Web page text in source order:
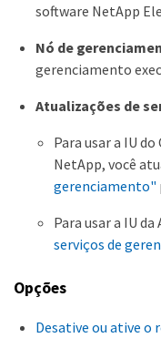
software NetApp
Nó de
gerenciamento
Atualizações de
Para usar a IU
NetApp, você
gerenciamento"
Para usar a IU
serviços de
Opções
Desative ou ative o